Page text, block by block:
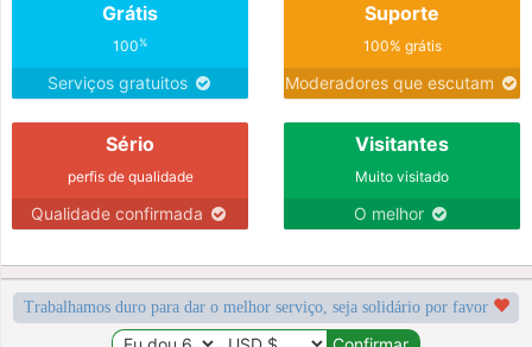
Grátis
100%
Serviços gratuitos
Suporte
100% grátis
Moderadores que escutam
Sério
perfis de qualidade
Qualidade confirmada
Visitantes
Muito visitado
O melhor
Trabalhamos duro para dar o melhor serviço, seja solidário por favor